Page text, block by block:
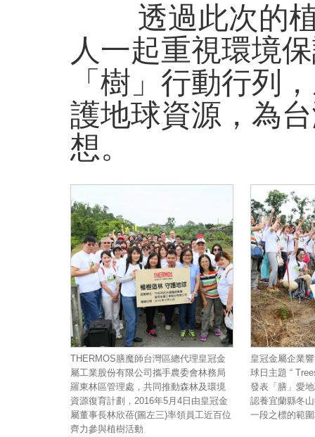
透過此次的植
人一起重視環境
「樹」行動行列
護地球資源，為
想。
THERMOS膳魔師台灣區總代理皇冠金
屬工業股份有限公司攜手農委會林務局
羅東林區管理處，共同推動森林及環境
資源復育計劃，2016年5月4日由皇冠金
屬董事長林欣蓓(圖左三)率領員工近百位
齊力參與植樹活動
皇冠金屬企業
球日主題 “
發表「膳」愛
認養宜蘭縣冬
一段之標的範